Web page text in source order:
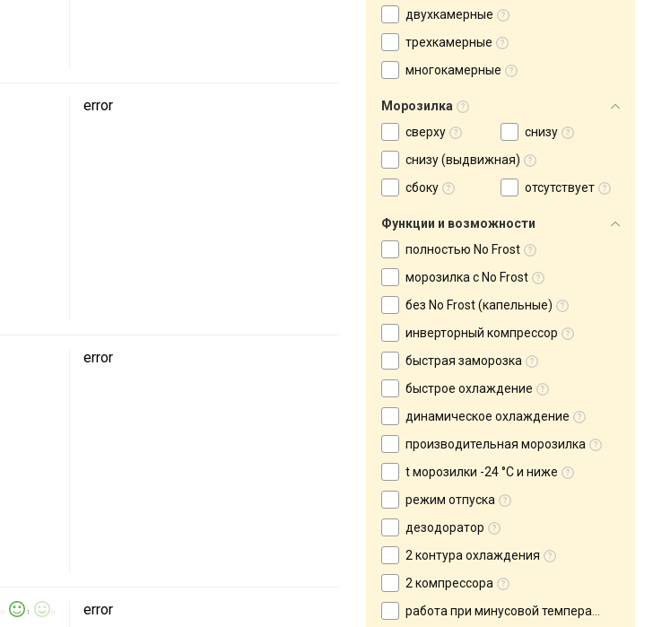
error
error
1 error
двухкамерные
трехкамерные
многокамерные
Морозилка
сверху
снизу
снизу (выдвижная)
сбоку
отсутствует
Функции и возможности
полностью No Frost
морозилка с No Frost
без No Frost (капельные)
инверторный компрессор
быстрая заморозка
быстрое охлаждение
динамическое охлаждение
производительная морозилка
t морозилки -24 °C и ниже
режим отпуска
дезодоратор
2 контура охлаждения
2 компрессора
работа при минусовой температуре